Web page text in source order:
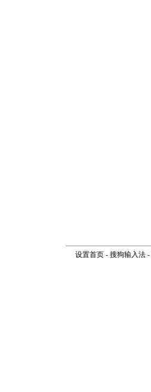
设置首页- 搜狗输入法-